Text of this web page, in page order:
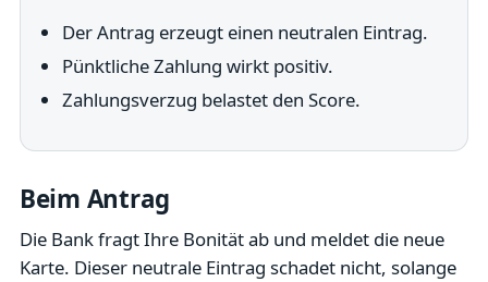
Der Antrag erzeugt einen neutralen Eintrag.
Pünktliche Zahlung wirkt positiv.
Zahlungsverzug belastet den Score.
Beim Antrag
Die Bank fragt Ihre Bonität ab und meldet die neue
Karte. Dieser neutrale Eintrag schadet nicht, solange